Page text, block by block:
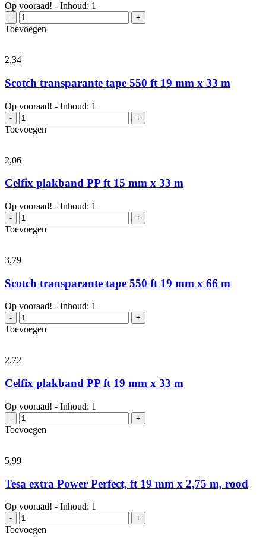
m
aantal
Op vooraad! - Inhoud: 1
-
Celfix
plakband
12
x
33
aantal
+
Toevoegen
2,34
Scotch transparante tape 550 ft 19 mm x 33 m
Op vooraad! - Inhoud: 1
-
Scotch
transparante
tape
ft
mm
x
m
aantal
+
Toevoegen
2,06
Celfix plakband PP ft 15 mm x 33 m
Op vooraad! - Inhoud: 1
-
Celfix
plakband
15
x
33
aantal
+
Toevoegen
3,79
Scotch transparante tape 550 ft 19 mm x 66 m
Op vooraad! - Inhoud: 1
-
Scotch
transparante
tape
ft
mm
x
m
aantal
+
Toevoegen
2,72
Celfix plakband PP ft 19 mm x 33 m
Op vooraad! - Inhoud: 1
-
Celfix
plakband
19
x
33
aantal
+
Toevoegen
5,99
Tesa extra Power Perfect, ft 19 mm x 2,75 m, rood
Op vooraad! - Inhoud: 1
-
Tesa
extra
Power
+
Toevoegen